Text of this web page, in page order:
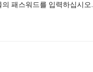
의 패스워드를 입력하십시오.